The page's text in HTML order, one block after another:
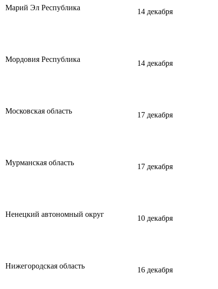
Марий Эл Республика 14 декабря
Мордовия Республика 14 декабря
Московская область 17 декабря
Мурманская область 17 декабря
Ненецкий автономный округ 10 декабря
Нижегородская область 16 декабря